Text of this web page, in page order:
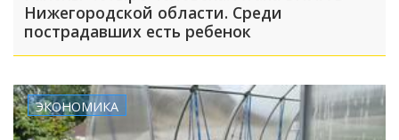
Нижегородской области. Среди
пострадавших есть ребенок
ЭКОНОМИКА